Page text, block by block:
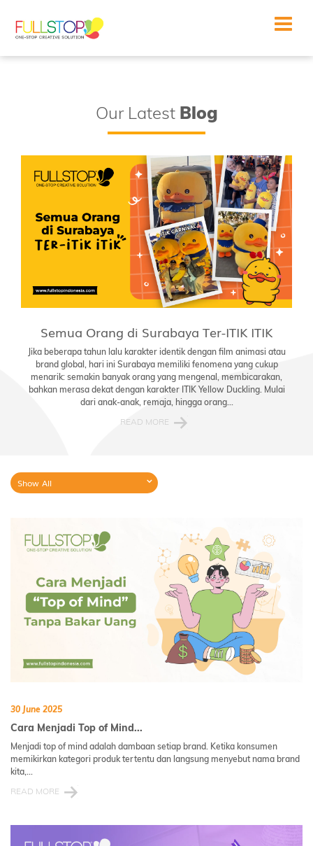
Toggle
Our Latest Blog
Semua Orang di Surabaya Ter-ITIK ITIK
Jika beberapa tahun lalu karakter identik dengan film animasi atau
brand global, hari ini Surabaya memiliki fenomena yang cukup
menarik: semakin banyak orang yang mengenal, membicarakan,
bahkan merasa dekat dengan karakter ITIK Yellow Duckling. Mulai
dari anak-anak, remaja, hingga orang...
READ MORE
30 June 2025
Cara Menjadi Top of Mind...
Menjadi top of mind adalah dambaan setiap brand. Ketika konsumen
memikirkan kategori produk tertentu dan langsung menyebut nama brand
kita,...
READ MORE